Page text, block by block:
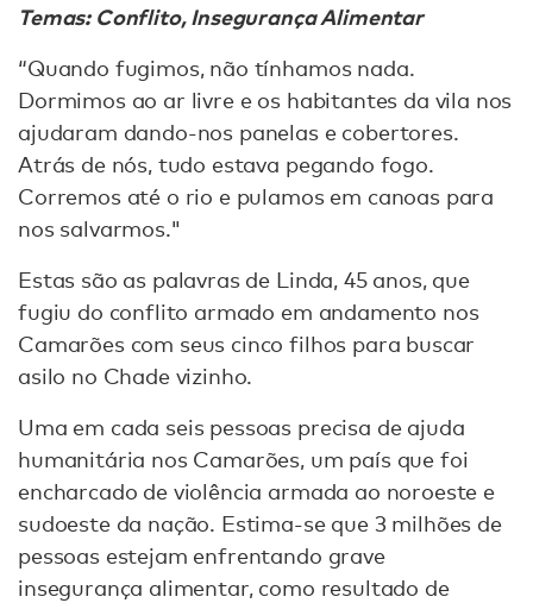
Temas: Conflito, Insegurança Alimentar
“Quando fugimos, não tínhamos nada.
Dormimos ao ar livre e os habitantes da vila nos
ajudaram dando-nos panelas e cobertores.
Atrás de nós, tudo estava pegando fogo.
Corremos até o rio e pulamos em canoas para
nos salvarmos."
Estas são as palavras de Linda, 45 anos, que
fugiu do conflito armado em andamento nos
Camarões com seus cinco filhos para buscar
asilo no Chade vizinho.
Uma em cada seis pessoas precisa de ajuda
humanitária nos Camarões, um país que foi
encharcado de violência armada ao noroeste e
sudoeste da nação. Estima-se que 3 milhões de
pessoas estejam enfrentando grave
insegurança alimentar, como resultado de